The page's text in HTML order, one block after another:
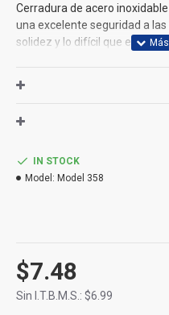
Cerradura de acero
una excelente seguridad a
solidez y lo difícil que es de
$7.48
Sin I.T.B.M.S.: $6.99
IN STOCK
Model: Model 358